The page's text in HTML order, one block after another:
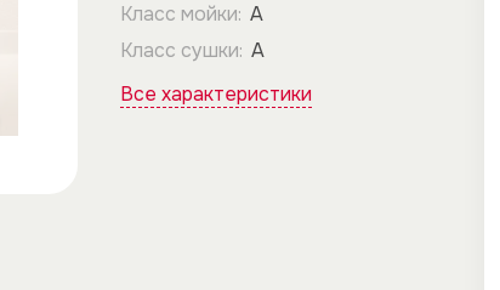
Класс мойки: А
Класс сушки: А
Все характеристики